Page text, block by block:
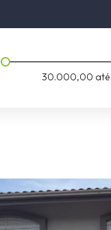
30.000,00 até